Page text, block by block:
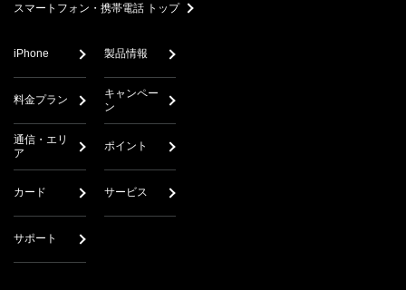
スマートフォン・携帯電話 トップ
iPhone 製品情報
料金プラン
キャンペー
ン
通信・エリ
ア
ポイント
カード サービス
サポート